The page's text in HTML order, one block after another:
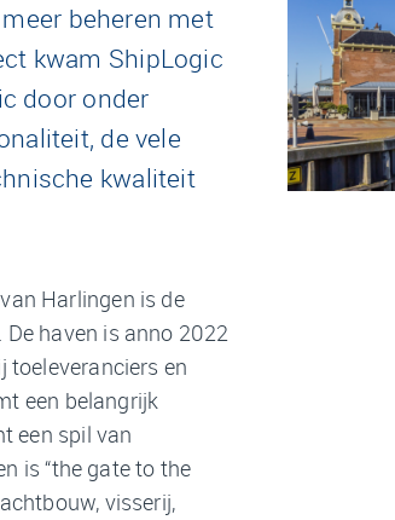
beheren met
kwam ShipLogic
door onder
de vele
kwaliteit
Harlingen is de
haven is anno 2022
toeleveranciers en
een belangrijk
een spil van
is “the gate to the
visserij,